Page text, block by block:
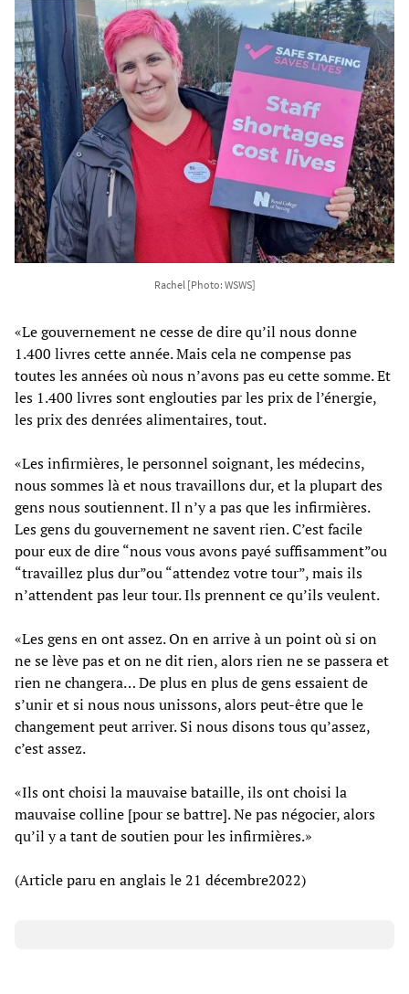
Rachel [Photo: WSWS]
«Le gouvernement ne cesse de dire qu’il nous donne
1.400 livres cette année. Mais cela ne compense pas
toutes les années où nous n’avons pas eu cette somme. Et
les 1.400 livres sont englouties par les prix de l’énergie,
les prix des denrées alimentaires, tout.
«Les infirmières, le personnel soignant, les médecins,
nous sommes là et nous travaillons dur, et la plupart des
gens nous soutiennent. Il n’y a pas que les infirmières.
Les gens du gouvernement ne savent rien. C’est facile
pour eux de dire “nous vous avons payé suffisamment”ou
“travaillez plus dur”ou “attendez votre tour”, mais ils
n’attendent pas leur tour. Ils prennent ce qu’ils veulent.
«Les gens en ont assez. On en arrive à un point où si on
ne se lève pas et on ne dit rien, alors rien ne se passera et
rien ne changera… De plus en plus de gens essaient de
s’unir et si nous nous unissons, alors peut-être que le
changement peut arriver. Si nous disons tous qu’assez,
c’est assez.
«Ils ont choisi la mauvaise bataille, ils ont choisi la
mauvaise colline [pour se battre]. Ne pas négocier, alors
qu’il y a tant de soutien pour les infirmières.»
(Article paru en anglais le 21 décembre2022)